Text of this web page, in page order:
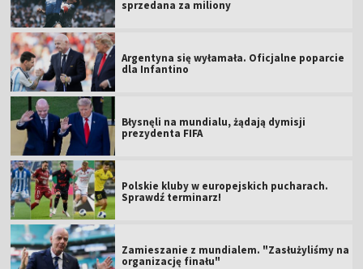
sprzedana za miliony
Argentyna się wyłamała. Oficjalne poparcie
dla Infantino
Błysnęli na mundialu, żądają dymisji
prezydenta FIFA
Polskie kluby w europejskich pucharach.
Sprawdź terminarz!
Zamieszanie z mundialem. "Zasłużyliśmy na
organizację finału"